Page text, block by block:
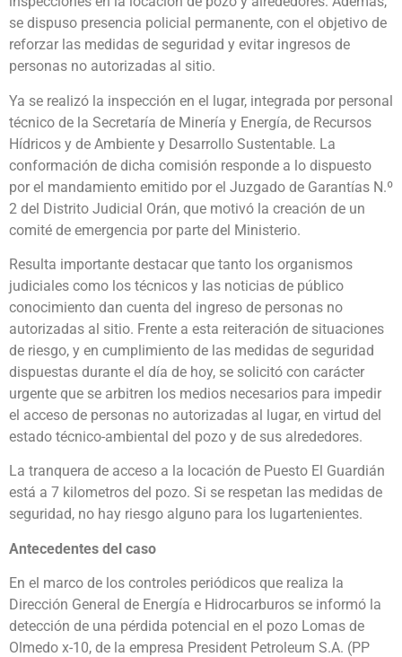
se dispuso presencia policial permanente, con el objetivo de
reforzar las medidas de seguridad y evitar ingresos de
personas no autorizadas al sitio.
Ya se realizó la inspección en el lugar, integrada por personal
técnico de la Secretaría de Minería y Energía, de Recursos
Hídricos y de Ambiente y Desarrollo Sustentable. La
conformación de dicha comisión responde a lo dispuesto
por el mandamiento emitido por el Juzgado de Garantías N.º
2 del Distrito Judicial Orán, que motivó la creación de un
comité de emergencia por parte del Ministerio.
Resulta importante destacar que tanto los organismos
judiciales como los técnicos y las noticias de público
conocimiento dan cuenta del ingreso de personas no
autorizadas al sitio. Frente a esta reiteración de situaciones
de riesgo, y en cumplimiento de las medidas de seguridad
dispuestas durante el día de hoy, se solicitó con carácter
urgente que se arbitren los medios necesarios para impedir
el acceso de personas no autorizadas al lugar, en virtud del
estado técnico-ambiental del pozo y de sus alrededores.
La tranquera de acceso a la locación de Puesto El Guardián
está a 7 kilometros del pozo. Si se respetan las medidas de
seguridad, no hay riesgo alguno para los lugartenientes.
Antecedentes del caso
En el marco de los controles periódicos que realiza la
Dirección General de Energía e Hidrocarburos se informó la
detección de una pérdida potencial en el pozo Lomas de
Olmedo x-10, de la empresa President Petroleum S.A. (PP